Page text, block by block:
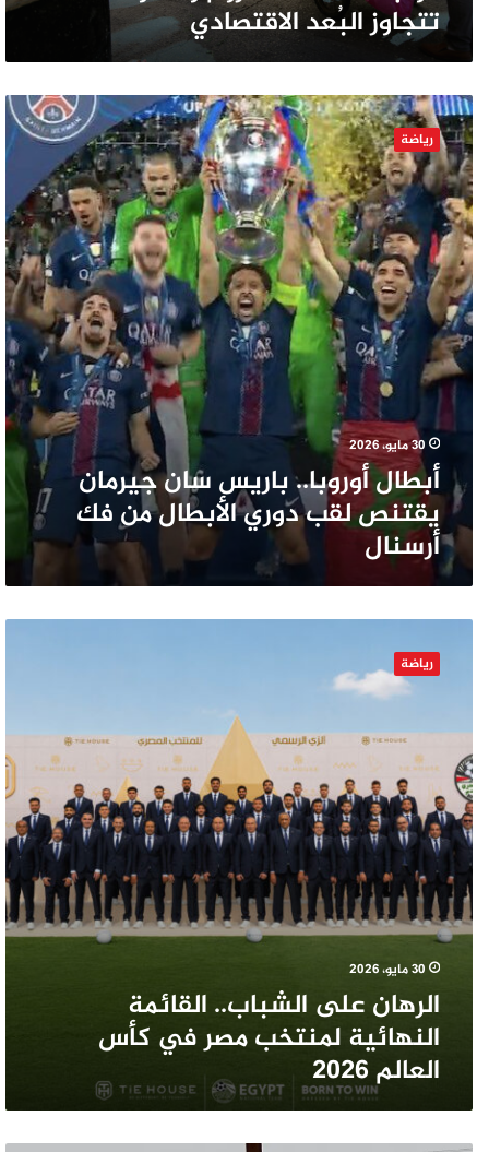
تتجاوز البُعد الاقتصادي
أبطال
أوروبا..
باريس
سان
جيرمان
يقتنص
لقب
دوري
الأبطال
من
فك
أرسنال
رياضة
30 مايو، 2026
أبطال أوروبا.. باريس سان جيرمان
يقتنص لقب دوري الأبطال من فك
أرسنال
الشباب..
مصر
في
كأس
العالم
2026
رياضة
30 مايو، 2026
الرهان على الشباب.. القائمة
النهائية لمنتخب مصر في كأس
العالم 2026